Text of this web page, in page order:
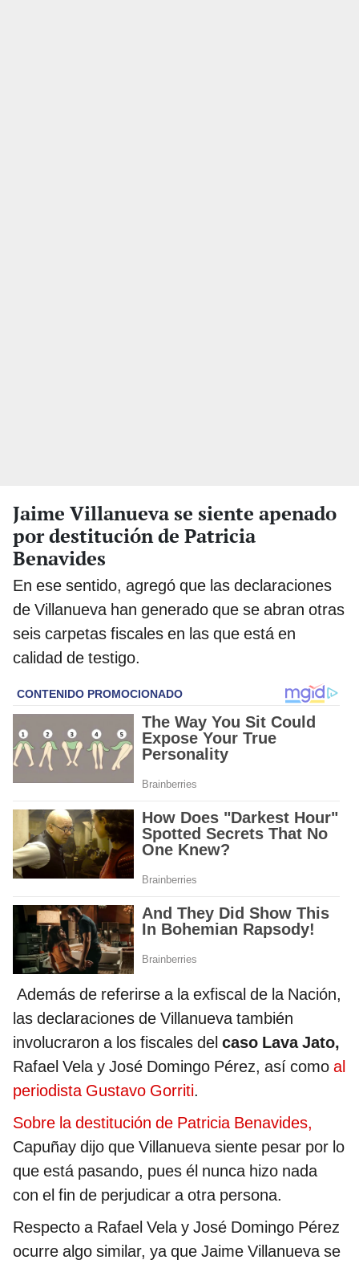
Jaime Villanueva se siente apenado
por destitución de Patricia
Benavides
En ese sentido, agregó que las declaraciones
de Villanueva han generado que se abran otras
seis carpetas fiscales en las que está en
calidad de testigo.
Además de referirse a la exfiscal de la Nación,
las declaraciones de Villanueva también
involucraron a los fiscales del caso Lava Jato,
Rafael Vela y José Domingo Pérez, así como al
periodista Gustavo Gorriti.
Sobre la destitución de Patricia Benavides,
Capuñay dijo que Villanueva siente pesar por lo
que está pasando, pues él nunca hizo nada
con el fin de perjudicar a otra persona.
Respecto a Rafael Vela y José Domingo Pérez
ocurre algo similar, ya que Jaime Villanueva se